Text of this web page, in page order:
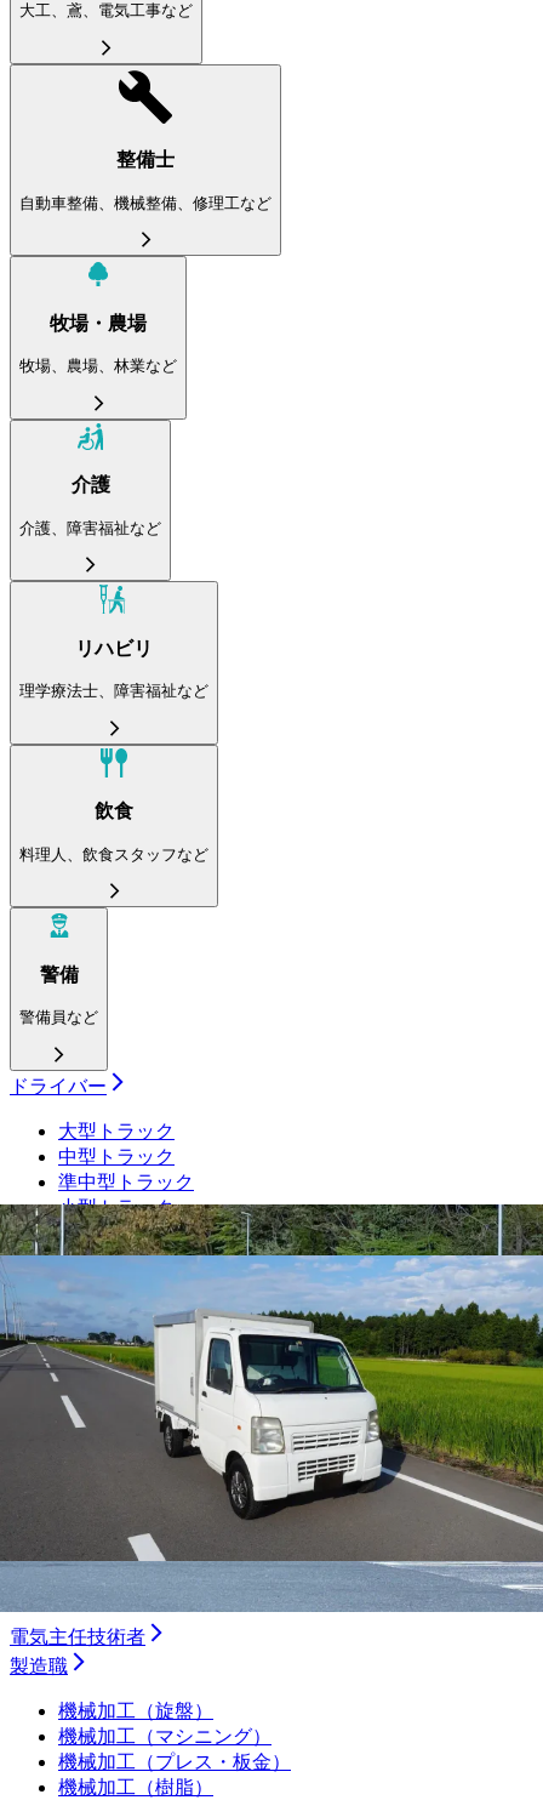
大工、鳶、電気工事など
整備士
自動車整備、機械整備、修理工など
牧場・農場
牧場、農場、林業など
介護
介護、障害福祉など
リハビリ
理学療法士、障害福祉など
飲食
料理人、飲食スタッフなど
警備
警備員など
ドライバー
大型トラック
中型トラック
準中型トラック
小型トラック
ダンプ
トレーラー
タクシー
バス
ルート配送
長距離
フォークリフト・倉庫
施工管理技士
電気工事施工管理技士
建築施工管理技士
管工事施工管理技士
電気主任技術者
製造職
機械加工（旋盤）
機械加工（マシニング）
機械加工（プレス・板金）
機械加工（樹脂）